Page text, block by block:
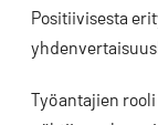
Positiivisesta
Työantajien